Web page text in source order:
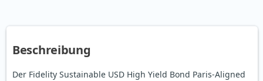
Beschreibung
Der Fidelity Sustainable USD High Yield Bond Paris-Aligned